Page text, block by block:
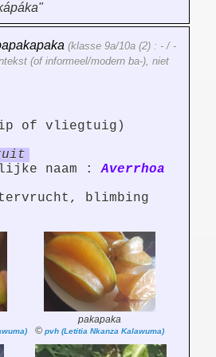
(klasse 9a/10a (2) : - / -
(of informeel/modern ba-), niet
of vliegtuig)
naam :Averrhoa
blimbing
pakapaka
© pvh (Letitia Nkanza Kalawuma)